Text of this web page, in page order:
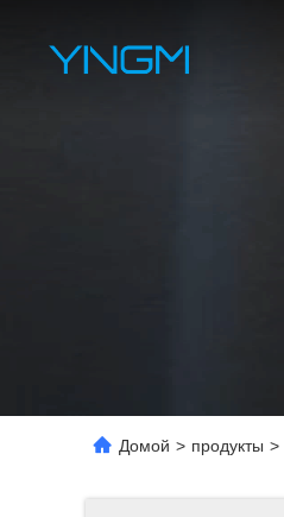
Домой > продукты >